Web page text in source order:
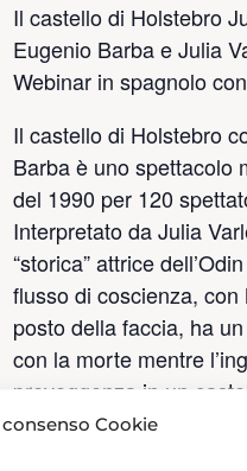
Cookie
Il castello di Holstebro
Eugenio Barba e Julia
Webinar in spagnolo
Il castello di Holstebro
Barba è uno spettacolo
del 1990 per 120
Interpretato da Julia
“storica” attrice
flusso di coscienza,
posto della faccia, ha
con la morte mentre
preveggenza in un
Link film:https://